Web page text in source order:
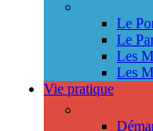
Le
Le
Les
Les
Vie pratique